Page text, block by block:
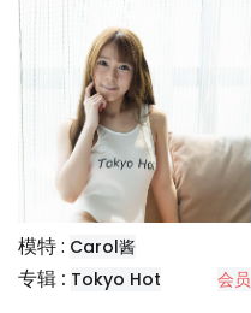
模特 : Carol酱
专辑 : Tokyo Hot 会员